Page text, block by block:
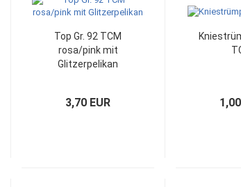
Top Gr. 92 TCM
rosa/pink mit
Glitzerpelikan
3,70 EUR